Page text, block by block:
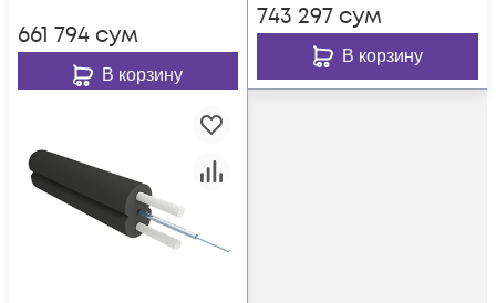
661 794 сум
В корзину
743 297 сум
В корзину